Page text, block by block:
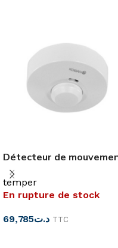
Détecteur de
app 360°
temper
En rupture de stock
د.ت69,785
TTC